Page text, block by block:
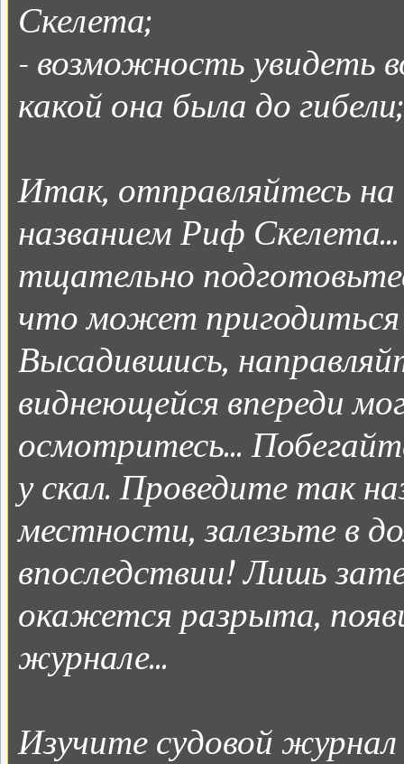
Скелета;
- возможность увидеть
какой она была до гибели;
Итак, отправляйтесь
названием Риф
тщательно
что может
Высадившись,
виднеющейся впереди
осмотритесь...
у скал. Проведите так
местности, залезьте в
впоследствии! Лишь
окажется разрыта,
журнале...
Изучите судовой журнал